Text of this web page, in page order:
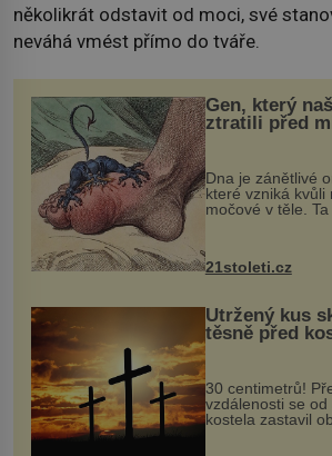
několikrát odstavit od moci, své
neváhá vmést přímo do tváře.
Gen, který
ztratili před
mohl pomoci
„nemoci králů“
Dna je zánětlivé
které vzniká kvůli
močové v těle.
nohou, a
21stoleti.cz
Utržený kus
těsně před
Ochránila ho
30 centimetrů!
vzdálenosti se od
kostela zastavil